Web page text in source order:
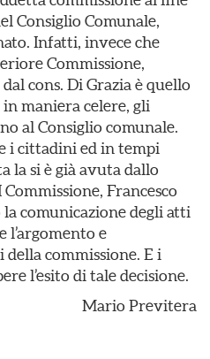
Consiglio Comunale,
Infatti, invece che
Commissione,
cons. Di Grazia è quello
maniera celere, gli
al Consiglio comunale.
i cittadini ed in tempi
la si è già avuta dallo
Francesco
comunicazione degli atti
l’argomento e
commissione. E i
l’esito di tale decisione.
Mario Previtera